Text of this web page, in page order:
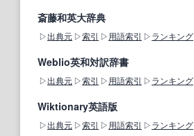
斎藤和英大辞典
出典元 索引 用語索引 ランキング
Weblio英和対訳辞書
出典元 索引 用語索引 ランキング
Wiktionary英語版
出典元 索引 用語索引 ランキング